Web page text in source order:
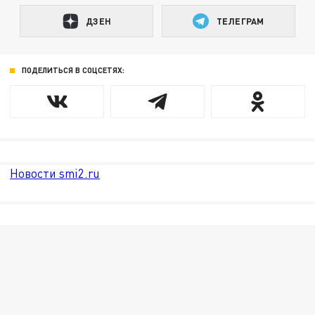
ДЗЕН ТЕЛЕГРАМ
ПОДЕЛИТЬСЯ В СОЦСЕТЯХ:
Новости smi2.ru